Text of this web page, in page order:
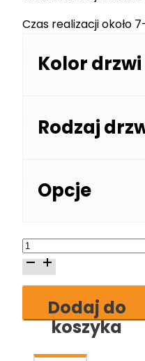
Czas realizacji około
Kolor drzwi
Rodzaj
Opcje
ilość
Drzwi
DRE
Dodaj do
koszyka